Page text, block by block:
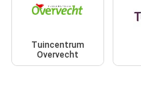
Tuincentrum
Overvecht